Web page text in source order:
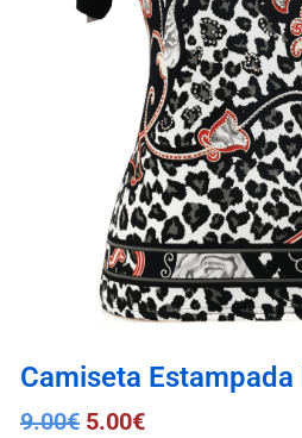
Camiseta
9.00€ 5.00€